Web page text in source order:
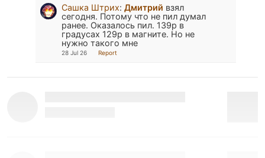
Сашка Штрих: Дмитрий взял
сегодня. Потому что не пил думал
ранее. Оказалось пил. 139р в
градусах 129р в магните. Но не
нужно такого мне
28 Jul 26 Report